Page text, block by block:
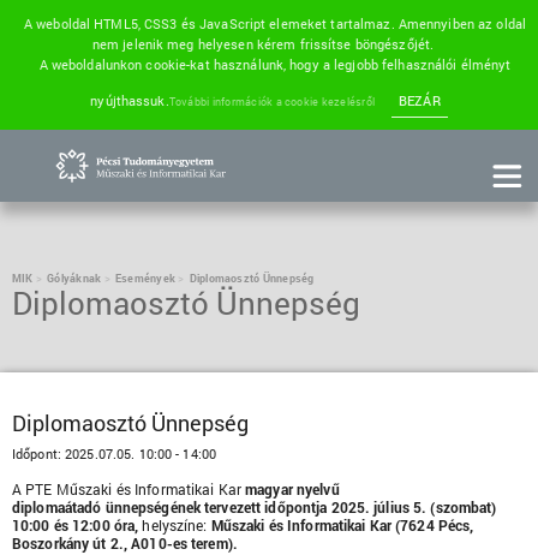
A weboldal HTML5, CSS3 és JavaScript elemeket tartalmaz. Amennyiben az oldal
nem jelenik meg helyesen kérem frissítse böngészőjét.
A weboldalunkon cookie-kat használunk, hogy a legjobb felhasználói élményt
nyújthassuk. További információk a cookie kezelésről BEZÁR
MIK Gólyáknak Események Diplomaosztó Ünnepség
Diplomaosztó Ünnepség
Diplomaosztó Ünnepség
Időpont:2025.07.05. 10:00 - 14:00
A PTE Műszaki és Informatikai Karmagyar nyelvű
diplomaátadó ünnepségének tervezett időpontja 2025. július 5. (szombat)
10:00 és 12:00 óra,helyszíne: Műszaki és Informatikai Kar (7624 Pécs,
Boszorkány út 2., A010-es terem).